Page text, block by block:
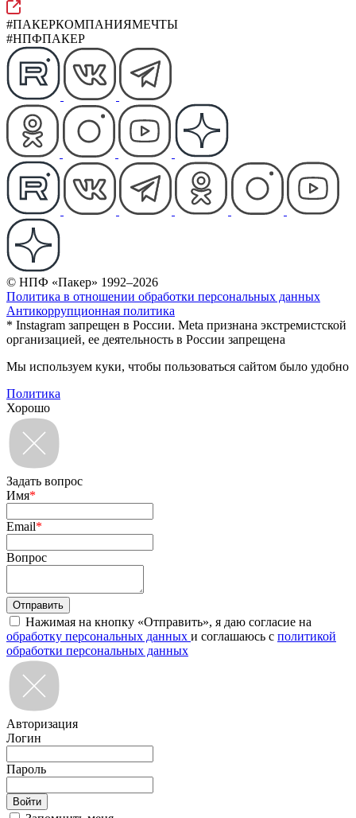
#ПАКЕРКОМПАНИЯМЕЧТЫ
#НПФПАКЕР
© НПФ «Пакер» 1992–2026
Политика в отношении обработки персональных данных
Антикоррупционная политика
* Instagram запрещен в России. Meta признана экстремистской
организацией, ее деятельность в России запрещена
Мы используем куки, чтобы пользоваться сайтом было удобно
Политика
Хорошо
Задать вопрос
Имя*
Email*
Вопрос
Нажимая на кнопку «Отправить», я даю согласие на
обработку персональных данных и соглашаюсь с политикой
обработки персональных данных
Авторизация
Логин
Пароль